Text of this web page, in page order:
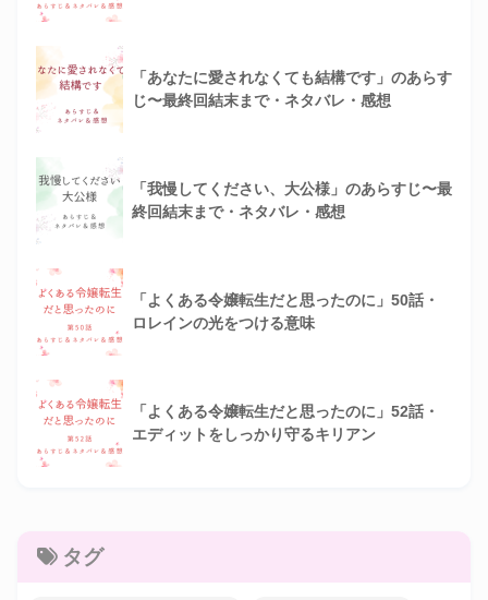
「あなたに愛されなくても結構です」のあらす
じ〜最終回結末まで・ネタバレ・感想
「我慢してください、大公様」のあらすじ〜最
終回結末まで・ネタバレ・感想
「よくある令嬢転生だと思ったのに」50話・
ロレインの光をつける意味
「よくある令嬢転生だと思ったのに」52話・
エディットをしっかり守るキリアン
タグ